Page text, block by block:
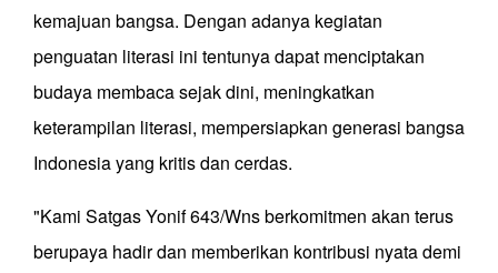
kemajuan bangsa. Dengan adanya kegiatan
penguatan literasi ini tentunya dapat menciptakan
budaya membaca sejak dini, meningkatkan
keterampilan literasi, mempersiapkan generasi bangsa
Indonesia yang kritis dan cerdas.
"Kami Satgas Yonif 643/Wns berkomitmen akan terus
berupaya hadir dan memberikan kontribusi nyata demi